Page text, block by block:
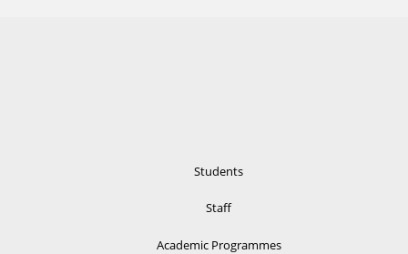
Students
Staff
Academic Programmes